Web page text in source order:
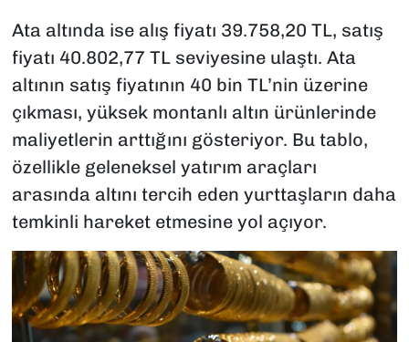
Ata altında ise alış fiyatı 39.758,20 TL, satış
fiyatı 40.802,77 TL seviyesine ulaştı. Ata
altının satış fiyatının 40 bin TL’nin üzerine
çıkması, yüksek montanlı altın ürünlerinde
maliyetlerin arttığını gösteriyor. Bu tablo,
özellikle geleneksel yatırım araçları
arasında altını tercih eden yurttaşların daha
temkinli hareket etmesine yol açıyor.